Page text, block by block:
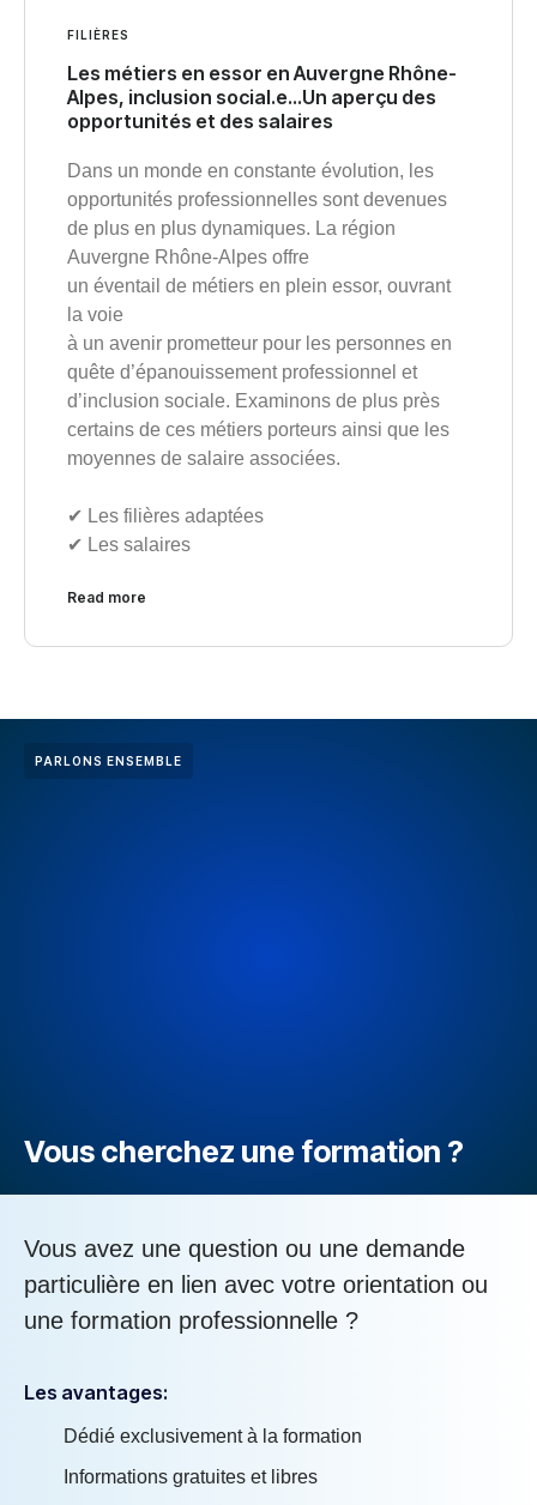
FILIÈRES
Les métiers en essor en Auvergne Rhône-
Alpes, inclusion social.e…Un aperçu des
opportunités et des salaires
Dans un monde en constante évolution, les
opportunités professionnelles sont devenues
de plus en plus dynamiques. La région
Auvergne Rhône-Alpes offre
un éventail de métiers en plein essor, ouvrant
la voie
à un avenir prometteur pour les personnes en
quête d’épanouissement professionnel et
d’inclusion sociale. Examinons de plus près
certains de ces métiers porteurs ainsi que les
moyennes de salaire associées.
✔︎ Les filières adaptées
✔︎ Les salaires
Read more
PARLONS ENSEMBLE
Vous cherchez une formation ?
Vous avez une question ou une demande
particulière en lien avec votre orientation ou
une formation professionnelle ?
Les avantages:
Dédié exclusivement à la formation
Informations gratuites et libres